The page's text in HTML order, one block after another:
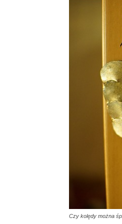
Czy kolędy można